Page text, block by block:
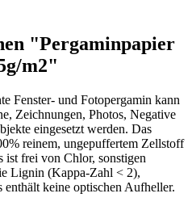
"Pergaminpapier
m2"
Fenster- und Fotopergamin kann
Zeichnungen, Photos, Negative
eingesetzt werden. Das
reinem, ungepuffertem Zellstoff
ist frei von Chlor, sonstigen
Lignin (Kappa-Zahl < 2),
keine optischen Aufheller.